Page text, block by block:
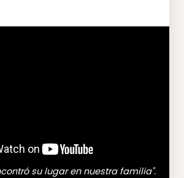
su lugar en nuestra familia".